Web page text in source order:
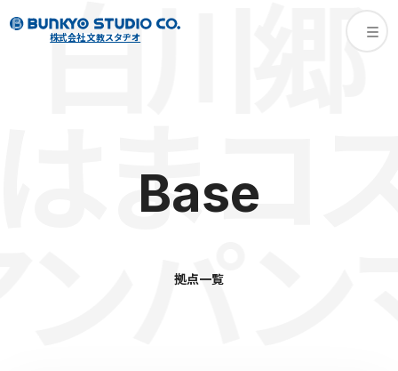
株式会社 文教スタヂオ
郷
ス
ン
Base
拠点一覧